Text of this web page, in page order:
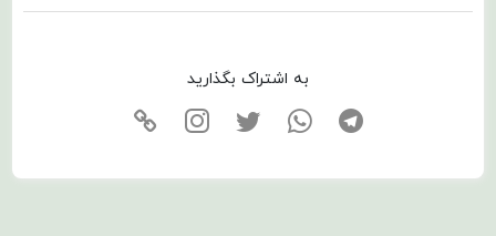
به اشتراک بگذارید